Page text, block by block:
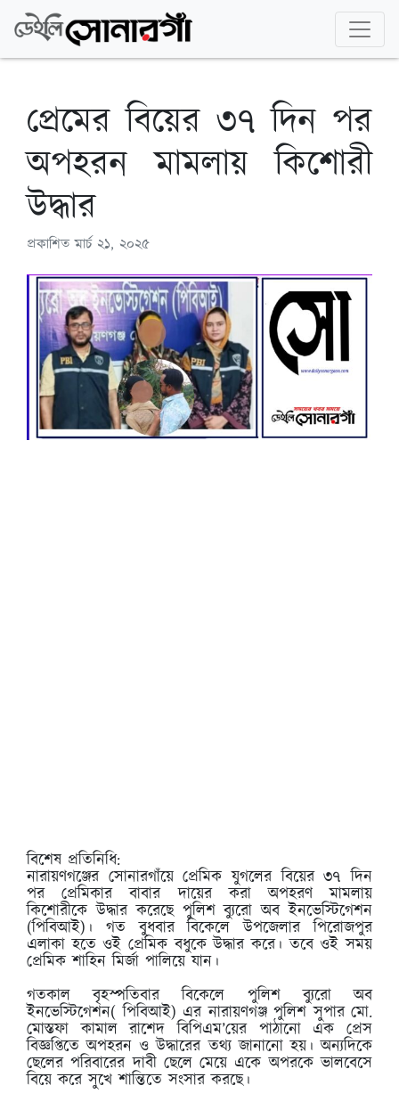
প্রেমের বিয়ের ৩৭ দিন পর
অপহরন মামলায় কিশোরী
উদ্ধার
প্রকাশিতমার্চ ২১, ২০২৫
বিশেষ প্রতিনিধি:
নারায়ণগঞ্জের সোনারগাঁয়ে প্রেমিক যুগলের বিয়ের ৩৭ দিন
পর প্রেমিকার বাবার দায়ের করা অপহরণ মামলায়
কিশোরীকে উদ্ধার করেছে পুলিশ ব্যুরো অব ইনভেস্টিগেশন
(পিবিআই)। গত বুধবার বিকেলে উপজেলার পিরোজপুর
এলাকা হতে ওই প্রেমিক বধুকে উদ্ধার করে। তবে ওই সময়
প্রেমিক শাহিন মির্জা পালিয়ে যান।
গতকাল বৃহস্পতিবার বিকেলে পুলিশ ব্যুরো অব
ইনভেস্টিগেশন( পিবিআই) এর নারায়ণগঞ্জ পুলিশ সুপার মো.
মোস্তফা কামাল রাশেদ বিপিএম’য়ের পাঠানো এক প্রেস
বিজ্ঞপ্তিতে অপহরন ও উদ্ধারের তথ্য জানানো হয়। অন্যদিকে
ছেলের পরিবারের দাবী ছেলে মেয়ে একে অপরকে ভালবেসে
বিয়ে করে সুখে শান্তিতে সংসার করছে।